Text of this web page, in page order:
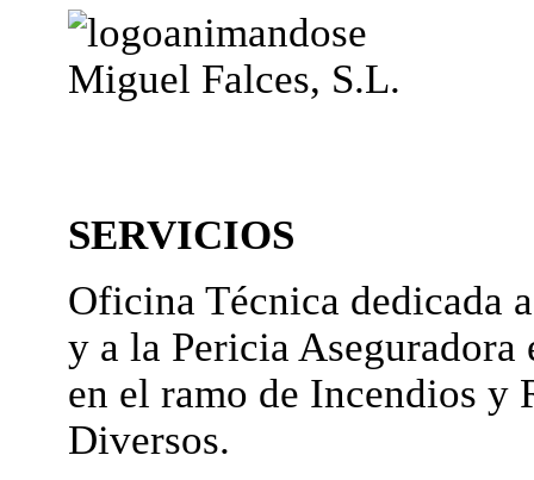
Miguel Falces, S.L.
SERVICIOS
Oficina Técnica dedicada
y a la Pericia Aseguradora
en el ramo de Incendios y
Diversos.